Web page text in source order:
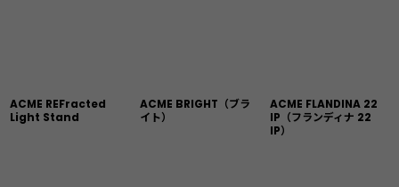
ACME REFracted
Light Stand
ACME BRIGHT（ブラ
イト）
ACME FLANDINA 22
IP（フランディナ 22
IP）